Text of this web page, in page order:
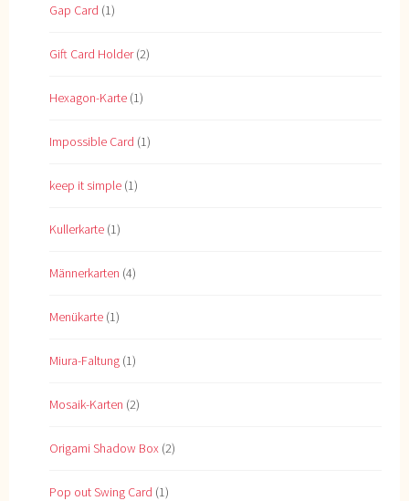
Gap Card (1)
Gift Card Holder(2)
Hexagon-Karte (1)
Impossible Card (1)
keep it simple (1)
Kullerkarte (1)
Männerkarten (4)
Menükarte (1)
Miura-Faltung (1)
Mosaik-Karten (2)
Origami Shadow Box (2)
Pop out Swing Card (1)